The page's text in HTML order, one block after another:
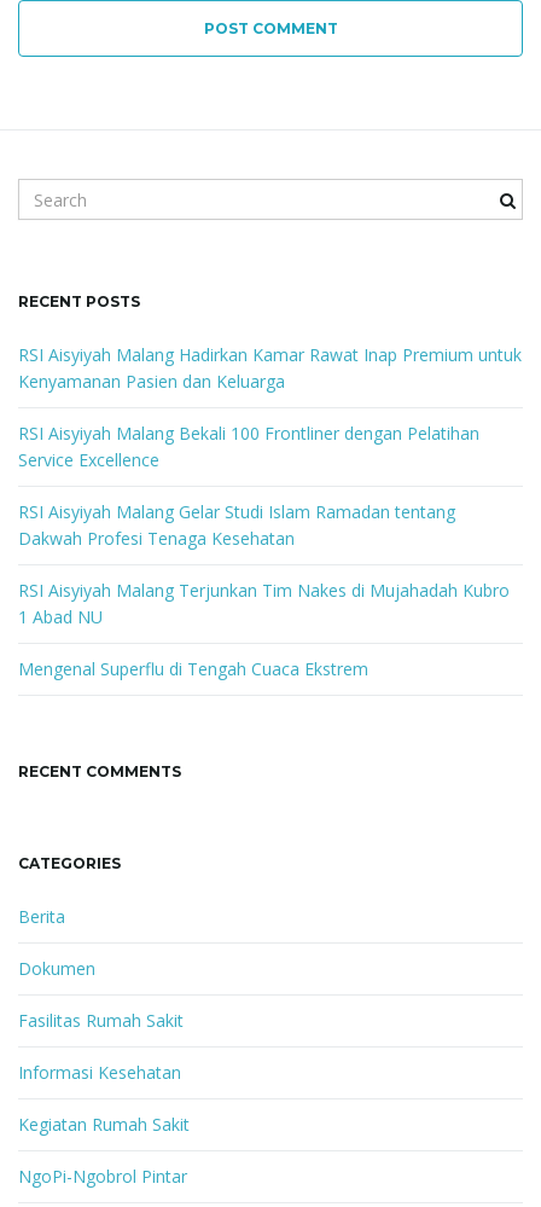
POST COMMENT
e
c
k
e
y
w
o
r
d
RECENT POSTS
RSI Aisyiyah Malang Hadirkan Kamar Rawat Inap Premium untuk
Kenyamanan Pasien dan Keluarga
RSI Aisyiyah Malang Bekali 100 Frontliner dengan Pelatihan
Service Excellence
RSI Aisyiyah Malang Gelar Studi Islam Ramadan tentang
Dakwah Profesi Tenaga Kesehatan
RSI Aisyiyah Malang Terjunkan Tim Nakes di Mujahadah Kubro
1 Abad NU
Mengenal Superflu di Tengah Cuaca Ekstrem
RECENT COMMENTS
CATEGORIES
Berita
Dokumen
Fasilitas Rumah Sakit
Informasi Kesehatan
Kegiatan Rumah Sakit
NgoPi-Ngobrol Pintar